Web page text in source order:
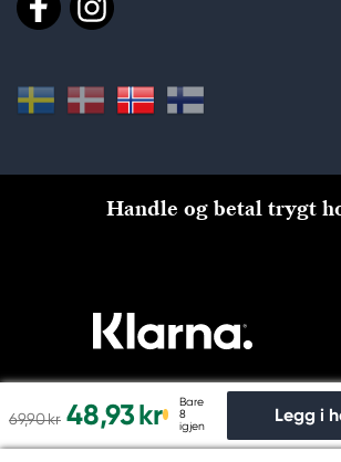
69,90 kr 48,93 kr
Bare
8
igjen
Legg i
Handle og betal trygt